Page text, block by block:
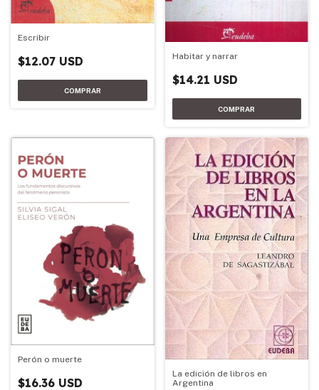
Escribir
$12.07 USD Habitar y narrar
$14.21 USD
Perón o muerte
$16.36 USD
La edición de libros en
Argentina